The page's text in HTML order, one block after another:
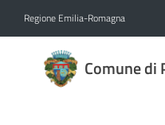
Regione Emilia-Romagna
Comune di
Comune
di Pieve